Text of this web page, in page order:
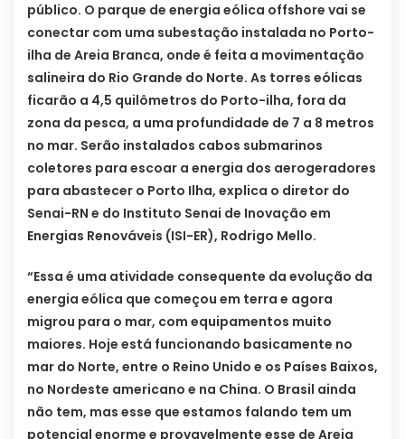
público. O parque de energia eólica offshore vai se
conectar com uma subestação instalada no Porto-
ilha de Areia Branca, onde é feita a movimentação
salineira do Rio Grande do Norte. As torres eólicas
ficarão a 4,5 quilômetros do Porto-ilha, fora da
zona da pesca, a uma profundidade de 7 a 8 metros
no mar. Serão instalados cabos submarinos
coletores para escoar a energia dos aerogeradores
para abastecer o Porto Ilha, explica o diretor do
Senai-RN e do Instituto Senai de Inovação em
Energias Renováveis (ISI-ER), Rodrigo Mello.
“Essa é uma atividade consequente da evolução da
energia eólica que começou em terra e agora
migrou para o mar, com equipamentos muito
maiores. Hoje está funcionando basicamente no
mar do Norte, entre o Reino Unido e os Países Baixos,
no Nordeste americano e na China. O Brasil ainda
não tem, mas esse que estamos falando tem um
potencial enorme e provavelmente esse de Areia